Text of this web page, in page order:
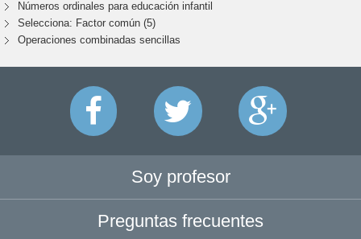
Números ordinales para educación infantil
Selecciona: Factor común (5)
Operaciones combinadas sencillas
Soy profesor
Preguntas frecuentes